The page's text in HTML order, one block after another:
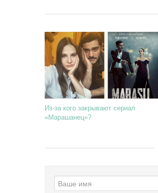
Из-за кого закрывают сериал
«Марашанец»?